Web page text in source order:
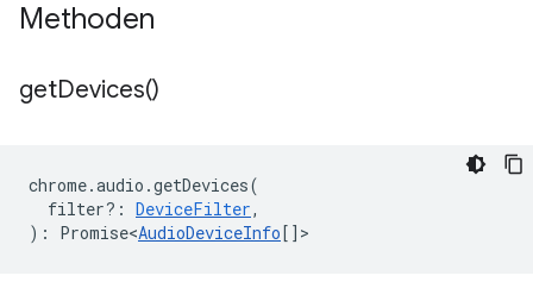
Methoden
getDevices()
chrome.audio .getDevices(
filter? : DeviceFilter,
) : Promise<AudioDeviceInfo[] >